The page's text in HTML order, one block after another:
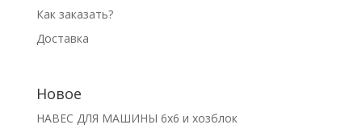
Как заказать?
Доставка
Новое
НАВЕС ДЛЯ МАШИНЫ 6х6 и хозблок